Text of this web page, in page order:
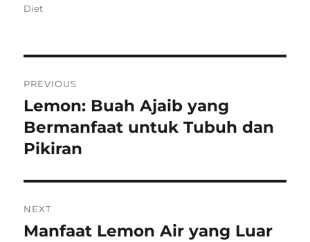
Diet
navigation
PREVIOUS
Previous
post:
Lemon: Buah Ajaib yang
Bermanfaat untuk Tubuh dan
Pikiran
NEXT
Next
Manfaat Lemon Air yang Luar